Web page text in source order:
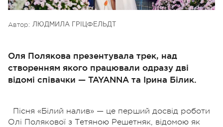
Автор: ЛЮДМИЛА ГРІЦФЕЛЬДТ
Оля Полякова презентувала трек, над
створенням якого працювали одразу дві
відомі співачки — TAYANNA та Ірина Білик.
Пісня «Білий налив» — це перший досвід роботи
Олі Полякової з Тетяною Решетняк, відомою як